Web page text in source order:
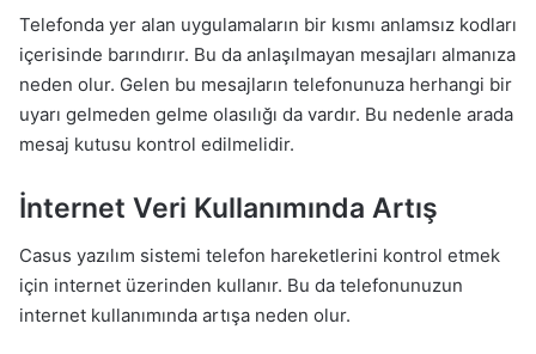
Telefonda yer alan uygulamaların bir kısmı anlamsız kodları
içerisinde barındırır. Bu da anlaşılmayan mesajları almanıza
neden olur. Gelen bu mesajların telefonunuza herhangi bir
uyarı gelmeden gelme olasılığı da vardır. Bu nedenle arada
mesaj kutusu kontrol edilmelidir.
İnternet Veri Kullanımında Artış
Casus yazılım sistemi telefon hareketlerini kontrol etmek
için internet üzerinden kullanır. Bu da telefonunuzun
internet kullanımında artışa neden olur.